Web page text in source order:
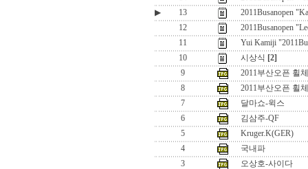
▶
13
2011Busanopen
12
2011Busanopen
11
Yui Kamiji
10
시상식 [2]
9
2011부산오픈 휠
8
2011부산오픈 휠
7
달마쇼-윅스
6
김삼주-QF
5
Kruger.K(GER)
4
국내파
3
오상호-사이다